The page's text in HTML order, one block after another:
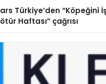
Türkiye’den “Köpeğini
Haftası” çağrısı